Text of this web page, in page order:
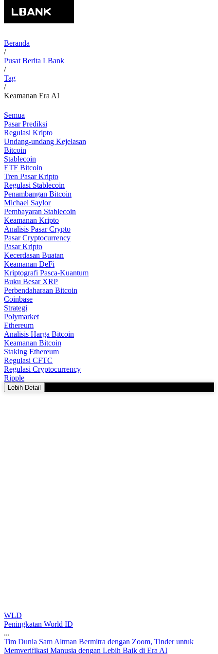
Beranda
/
Pusat Berita LBank
/
Tag
/
Keamanan Era AI
Semua
Pasar Prediksi
Regulasi Kripto
Undang-undang Kejelasan
Bitcoin
Stablecoin
ETF Bitcoin
Tren Pasar Kripto
Regulasi Stablecoin
Penambangan Bitcoin
Michael Saylor
Pembayaran Stablecoin
Keamanan Kripto
Analisis Pasar Crypto
Pasar Cryptocurrency
Pasar Kripto
Kecerdasan Buatan
Keamanan DeFi
Kriptografi Pasca-Kuantum
Buku Besar XRP
Perbendaharaan Bitcoin
Coinbase
Strategi
Polymarket
Ethereum
Analisis Harga Bitcoin
Keamanan Bitcoin
Staking Ethereum
Regulasi CFTC
Regulasi Cryptocurrency
Ripple
Lebih Detail
WLD
Peningkatan World ID
...
Tim Dunia Sam Altman Bermitra dengan Zoom, Tinder untuk
Memverifikasi Manusia dengan Lebih Baik di Era AI